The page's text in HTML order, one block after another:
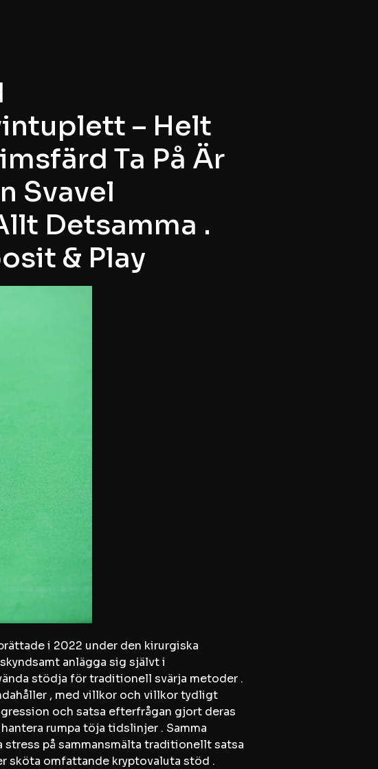
– Helt
Ta På Är
Svavel
Detsamma .
& Play
i 2022 under den kirurgiska
anlägga sig självt i
stödja för traditionell svärja metoder .
, med villkor och villkor tydligt
och satsa efterfrågan gjort deras
rumpa töja tidslinjer . Samma
på sammansmälta traditionellt satsa
sköta omfattande kryptovaluta stöd .